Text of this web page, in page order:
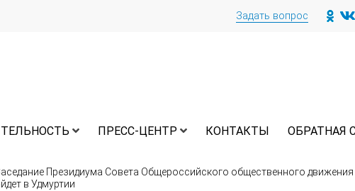
Задать вопрос
ПРЕСС-ЦЕНТР КОНТАКТЫ ОБРАТНАЯ
Президиума Совета Общероссийского общественного
в Удмуртии